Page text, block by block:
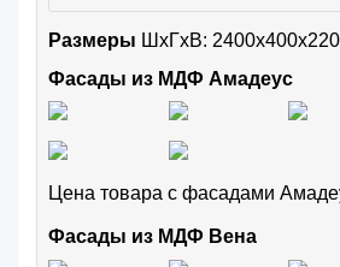
Размеры ШxГхВ:
Фасады из МДФ Амадеус
Цена товара с фасадами
Фасады из МДФ Вена